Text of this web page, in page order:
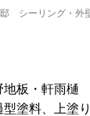
シーリング・外
地板・軒雨樋
塗料、上塗